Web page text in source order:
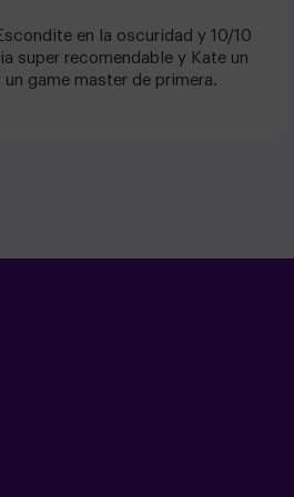
en la oscuridad y 10/10
super recomendable y Kate un
un game master de primera.